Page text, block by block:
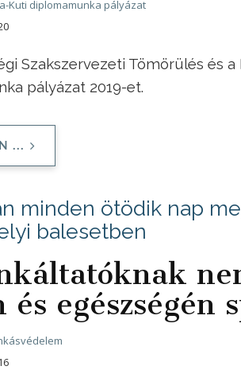
Kuti diplomamunka pályázat
Szakszervezeti Tömörülés és
pályázat 2019-et.
...
minden ötödik nap
balesetben
és egészségén